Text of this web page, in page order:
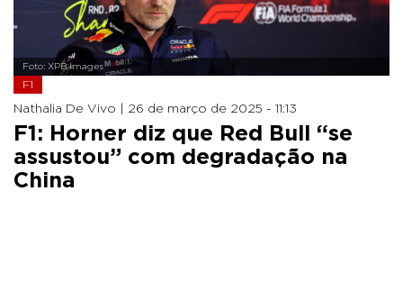
Foto: XPB Images
F1
Nathalia De Vivo | 26 de março de 2025 - 11:13
F1: Horner diz que Red Bull “se
assustou” com degradação na
China